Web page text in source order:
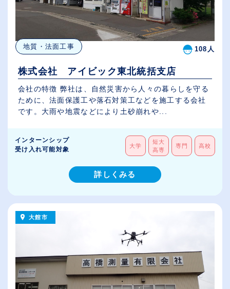
地質・法面工事 108人
株式会社 アイビック東北統括支店
会社の特徴 弊社は、自然災害から人々の暮らしを守る
ために、法面保護工や落石対策工などを施工する会社
です。大雨や地震などにより土砂崩れや...
インターンシップ
受け入れ可能対象
大学
短大
高専
専門 高校
詳しくみる
大館市